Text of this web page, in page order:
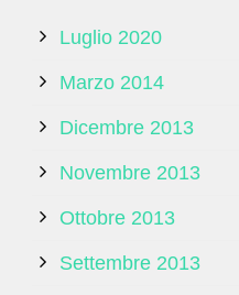
Luglio 2020
Marzo 2014
Dicembre 2013
Novembre 2013
Ottobre 2013
Settembre 2013